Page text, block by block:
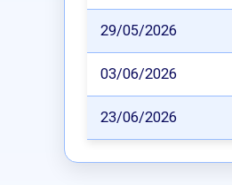
29/05/2026
03/06/2026
23/06/2026